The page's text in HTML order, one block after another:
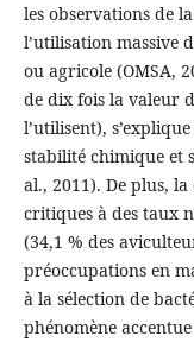
les observations de
l’utilisation massive
ou agricole (OMSA,
de dix fois la valeur
l’utilisent),
stabilité chimique et
al., 2011). De plus,
critiques à des taux
(34,1 % des
préoccupations en
à la sélection de
phénomène